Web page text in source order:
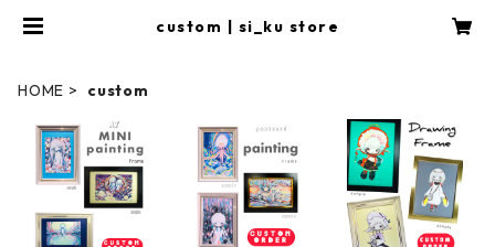
custom | si_ku store
HOME custom